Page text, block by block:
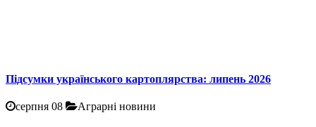
Підсумки українського картоплярства: липень 2026
серпня 08 Аграрні новини